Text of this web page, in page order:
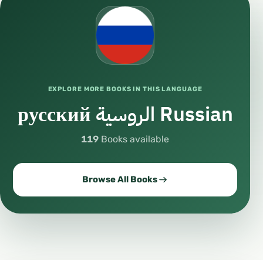
#ШейхХайсамСархан
#ДокторХайсамСархан
#Хайсам_Сархан
#ХайсамСарханРус
#ХайсамСарханИслам
#ХайсамСарханЛекции
#ХайсамСарханУроки
EXPLORE MORE BOOKS IN THIS LANGUAGE
русский الروسية Russian
119 Books available
Browse All Books